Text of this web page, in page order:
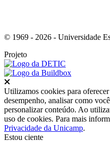
© 1969 - 2026 - Universidade
Projeto
Utilizamos cookies para
desempenho, analisar como
personalizar conteúdo. Ao
uso de cookies. Para mais
Privacidade da Unicamp.
Estou ciente